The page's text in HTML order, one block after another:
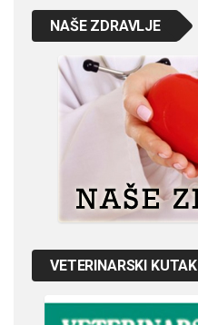
NAŠE ZDRAVLJE
VETERINARSKI KUTAK